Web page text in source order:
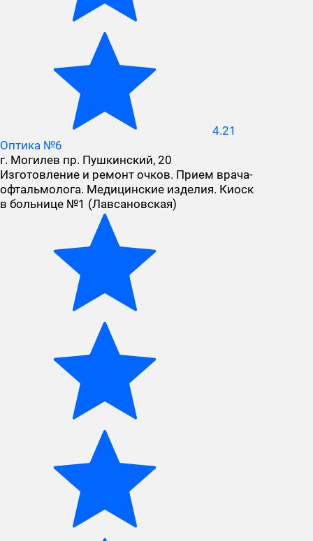
4.21
Оптика №6
г. Могилев пр. Пушкинский, 20
Изготовление и ремонт очков. Прием врача-
офтальмолога. Медицинские изделия. Киоск
в больнице №1 (Лавсановская)